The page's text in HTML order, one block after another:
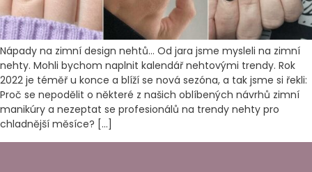
Nápady na zimní design nehtů… Od jara jsme mysleli na zimní
nehty. Mohli bychom naplnit kalendář nehtovými trendy. Rok
2022 je téměř u konce a blíží se nová sezóna, a tak jsme si řekli:
Proč se nepodělit o některé z našich oblíbených návrhů zimní
manikúry a nezeptat se profesionálů na trendy nehty pro
chladnější měsíce? […]